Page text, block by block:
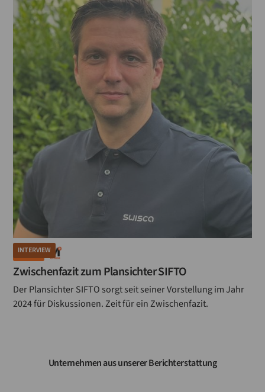
INTERVIEW
MÜHLE
Zwischenfazit zum Plansichter SIFTO
Der Plansichter SIFTO sorgt seit seiner Vorstellung im Jahr
2024 für Diskussionen. Zeit für ein Zwischenfazit.
Unternehmen aus unserer Berichterstattung